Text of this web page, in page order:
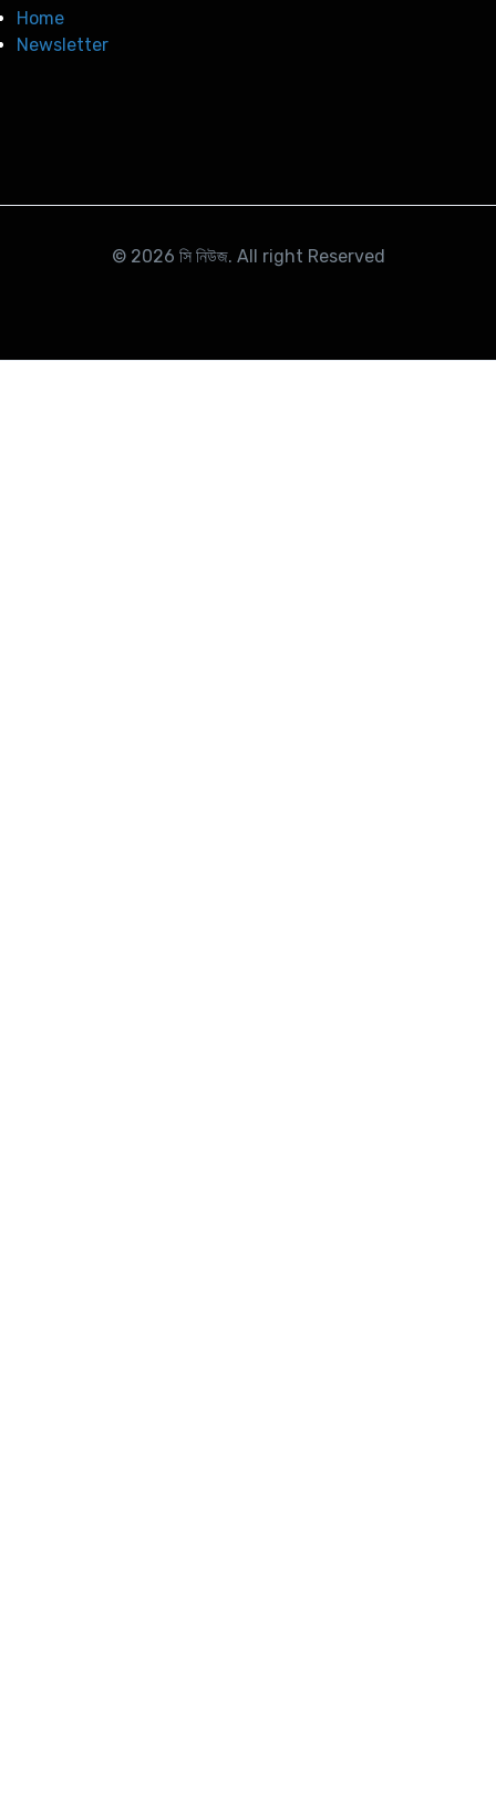
Home
Newsletter
© 2026 সি নিউজ. All right Reserved